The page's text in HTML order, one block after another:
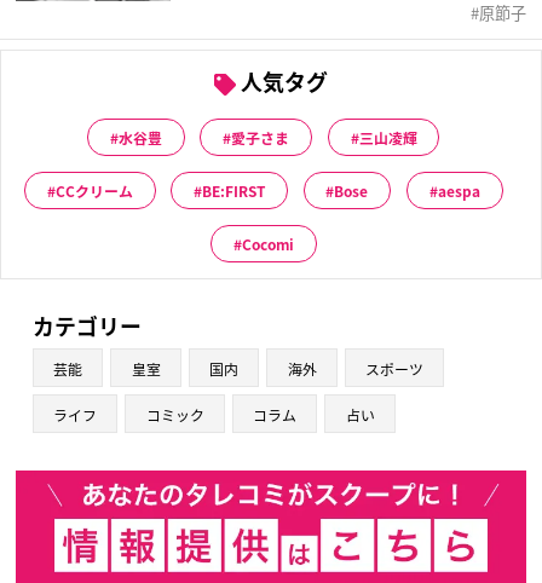
原節子
人気タグ
水谷豊 愛子さま 三山凌輝
CCクリーム BE:FIRST Bose aespa
Cocomi
カテゴリー
芸能 皇室 国内 海外 スポーツ
ライフ コミック コラム 占い